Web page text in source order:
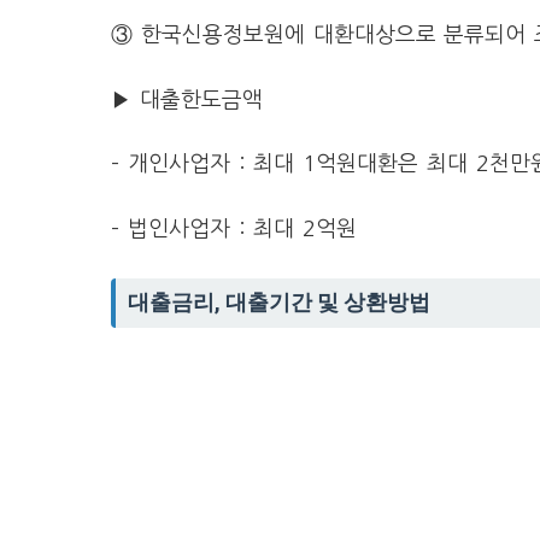
③ 한국신용정보원에 대환대상으로 분류되어
▶ 대출한도금액
– 개인사업자 : 최대 1억원대환은 최대 2천만
– 법인사업자 : 최대 2억원
대출금리, 대출기간 및 상환방법